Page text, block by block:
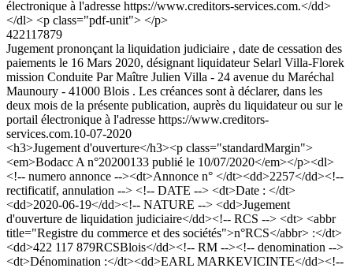
électronique à l'adresse https://www.creditors-services.com.</dd>
</dl> <p class="pdf-unit"> </p>
422117879
Jugement prononçant la liquidation judiciaire , date de cessation des
paiements le 16 Mars 2020, désignant liquidateur Selarl Villa-Florek
mission Conduite Par Maître Julien Villa - 24 avenue du Maréchal
Maunoury - 41000 Blois . Les créances sont à déclarer, dans les
deux mois de la présente publication, auprès du liquidateur ou sur le
portail électronique à l'adresse https://www.creditors-
services.com.10-07-2020
<h3>Jugement d'ouverture</h3><p class="standardMargin">
<em>Bodacc A n°20200133 publié le 10/07/2020</em></p><dl>
<!-- numero annonce --><dt>Annonce n° </dt><dd>2257</dd><!--
rectificatif, annulation --> <!-- DATE --> <dt>Date : </dt>
<dd>2020-06-19</dd><!-- NATURE --> <dd>Jugement
d'ouverture de liquidation judiciaire</dd><!-- RCS --> <dt> <abbr
title="Registre du commerce et des sociétés">n°RCS</abbr> :</dt>
<dd>422 117 879RCSBlois</dd><!-- RM --><!-- denomination -->
<dt>Dénomination :</dt><dd>EARL MARKEVICINTE</dd><!--